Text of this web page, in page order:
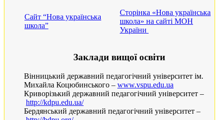
Сайт “Нова українська
школа”
Сторінка «Нова українська
школа» на сайті МОН
України
Заклади вищої освіти
Вінницький державний педагогічний університет ім.
Михайла Коцюбинського – www.vspu.edu.ua
Криворізький державний педагогічний університет –
http://kdpu.edu.ua/
Бердянський державний педагогічний університет –